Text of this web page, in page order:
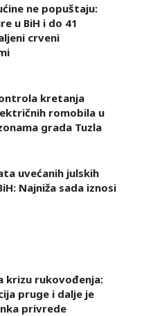
ne popuštaju:
u BiH i do 41
crveni
kretanja
romobila u
grada Tuzla
uvećanih julskih
Najniža sada iznosi
krizu rukovođenja:
pruge i dalje je
privrede